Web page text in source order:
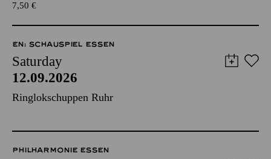
7,50 €
EN: SCHAUSPIEL ESSEN
Saturday
12.09.2026
Ringlokschuppen Ruhr
PHILHARMONIE ESSEN